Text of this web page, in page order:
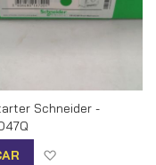
Schneider -